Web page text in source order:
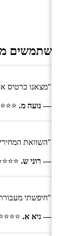
משתמשים
"מצאנו כרטיס
— נועה מ.
"השוואת המחירים הצילה
— רוני ש.
"חיפשתי
— גיא א.